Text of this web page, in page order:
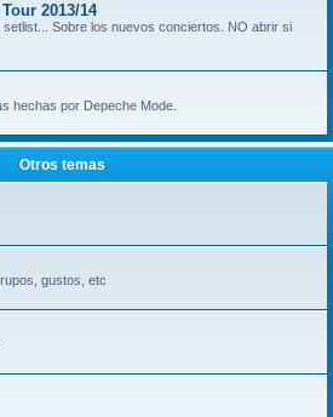
2013/14
Sobre los nuevos conciertos. NO abrir si
hechas por Depeche Mode.
Otros temas
gustos, etc